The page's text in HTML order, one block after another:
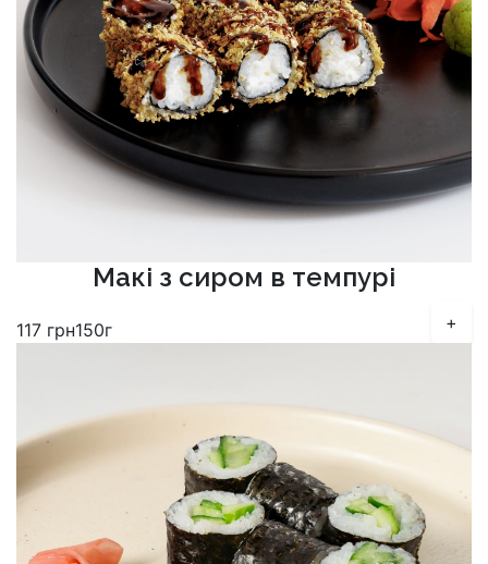
Макі з сиром в темпурі
117 грн150г +